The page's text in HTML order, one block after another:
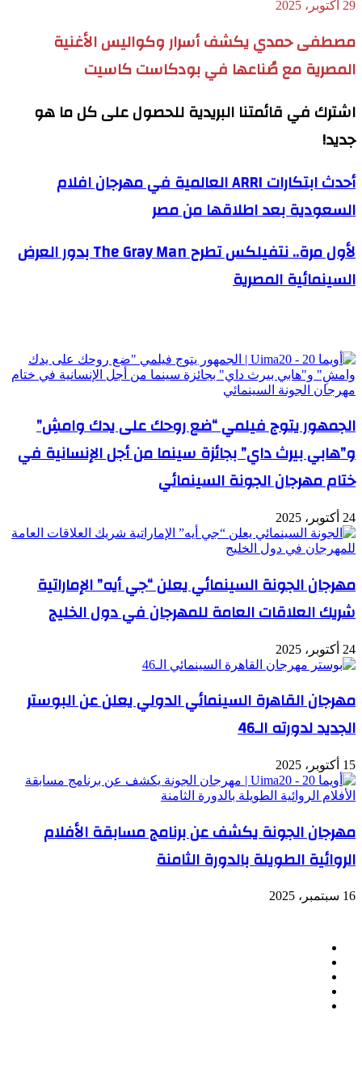
29 أكتوبر، 2025
مصطفى حمدي يكشف أسرار وكواليس الأغنية
المصرية مع صُناعها في بودكاست كاسيت
اشترك في قائمتنا البريدية للحصول على كل ما هو
جديد!
أحدث ابتكارات ARRI العالمية في مهرجان افلام
السعودية بعد اطلاقها من مصر
لأول مرة.. نتفيلكس تطرح The Gray Man بدور العرض
السينمائية المصرية
الجمهور يتوج فيلمي “ضع روحك على يدك وامشِ”
و”هابي بيرث داي” بجائزة سينما من أجل الإنسانية في
ختام مهرجان الجونة السينمائي
24 أكتوبر، 2025
مهرجان الجونة السينمائي يعلن “جي أيه” الإماراتية
شريك العلاقات العامة للمهرجان في دول الخليج
24 أكتوبر، 2025
مهرجان القاهرة السينمائي الدولي يعلن عن البوستر
الجديد لدورته الـ46
15 أكتوبر، 2025
مهرجان الجونة يكشف عن برنامج مسابقة الأفلام
الروائية الطويلة بالدورة الثامنة
16 سبتمبر، 2025